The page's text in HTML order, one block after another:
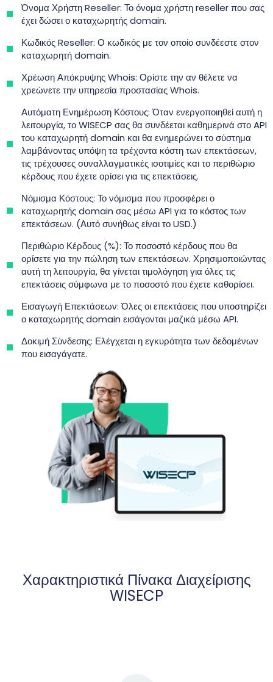
Όνομα Χρήστη Reseller: Το όνομα χρήστη reseller που σας
έχει δώσει ο καταχωρητής domain.
Κωδικός Reseller: Ο κωδικός με τον οποίο συνδέεστε στον
καταχωρητή domain.
Χρέωση Απόκρυψης Whois: Ορίστε την αν θέλετε να
χρεώνετε την υπηρεσία προστασίας Whois.
Αυτόματη Ενημέρωση Κόστους: Όταν ενεργοποιηθεί αυτή η
λειτουργία, το WISECP σας θα συνδέεται καθημερινά στο API
του καταχωρητή domain και θα ενημερώνει το σύστημα
λαμβάνοντας υπόψη τα τρέχοντα κόστη των επεκτάσεων,
τις τρέχουσες συναλλαγματικές ισοτιμίες και το περιθώριο
κέρδους που έχετε ορίσει για τις επεκτάσεις.
Νόμισμα Κόστους: Το νόμισμα που προσφέρει ο
καταχωρητής domain σας μέσω API για το κόστος των
επεκτάσεων. (Αυτό συνήθως είναι το USD.)
Περιθώριο Κέρδους (%): Το ποσοστό κέρδους που θα
ορίσετε για την πώληση των επεκτάσεων. Χρησιμοποιώντας
αυτή τη λειτουργία, θα γίνεται τιμολόγηση για όλες τις
επεκτάσεις σύμφωνα με το ποσοστό που έχετε καθορίσει.
Εισαγωγή Επεκτάσεων: Όλες οι επεκτάσεις που υποστηρίζει
ο καταχωρητής domain εισάγονται μαζικά μέσω API.
Δοκιμή Σύνδεσης: Ελέγχεται η εγκυρότητα των δεδομένων
που εισαγάγατε.
Χαρακτηριστικά Πίνακα Διαχείρισης
WISECP